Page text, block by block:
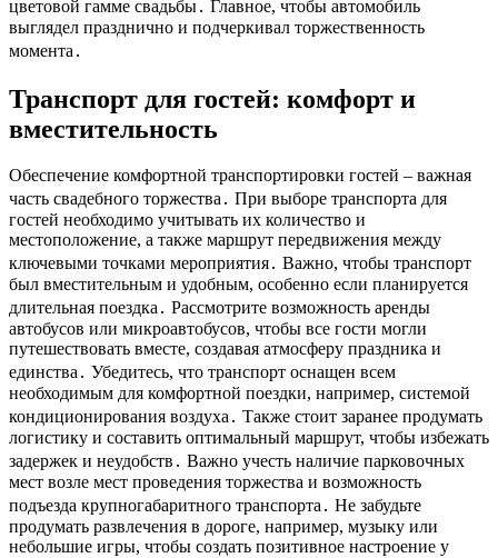
цветовой гамме свадьбы․ Главное, чтобы автомобиль
выглядел празднично и подчеркивал торжественность
момента․
Транспорт для гостей: комфорт и
вместительность
Обеспечение комфортной транспортировки гостей – важная
часть свадебного торжества․ При выборе транспорта для
гостей необходимо учитывать их количество и
местоположение, а также маршрут передвижения между
ключевыми точками мероприятия․ Важно, чтобы транспорт
был вместительным и удобным, особенно если планируется
длительная поездка․ Рассмотрите возможность аренды
автобусов или микроавтобусов, чтобы все гости могли
путешествовать вместе, создавая атмосферу праздника и
единства․ Убедитесь, что транспорт оснащен всем
необходимым для комфортной поездки, например, системой
кондиционирования воздуха․ Также стоит заранее продумать
логистику и составить оптимальный маршрут, чтобы избежать
задержек и неудобств․ Важно учесть наличие парковочных
мест возле мест проведения торжества и возможность
подъезда крупногабаритного транспорта․ Не забудьте
продумать развлечения в дороге, например, музыку или
небольшие игры, чтобы создать позитивное настроение у